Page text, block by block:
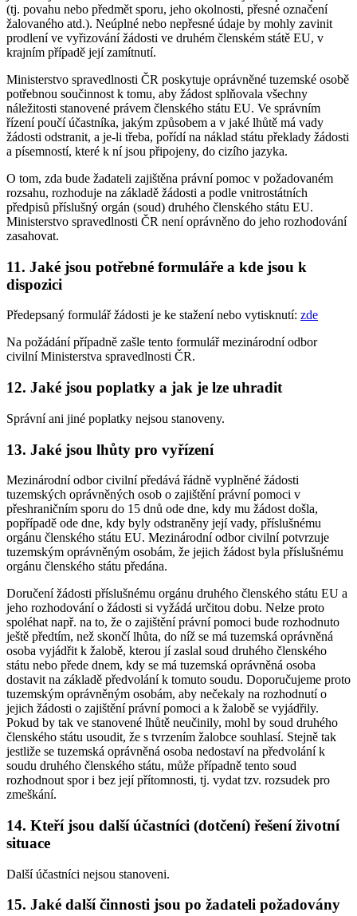
(tj. povahu nebo předmět sporu, jeho okolnosti, přesné označení
žalovaného atd.). Neúplné nebo nepřesné údaje by mohly zavinit
prodlení ve vyřizování žádosti ve druhém členském státě EU, v
krajním případě její zamítnutí.
Ministerstvo spravedlnosti ČR poskytuje oprávněné tuzemské osobě
potřebnou součinnost k tomu, aby žádost splňovala všechny
náležitosti stanovené právem členského státu EU. Ve správním
řízení poučí účastníka, jakým způsobem a v jaké lhůtě má vady
žádosti odstranit, a je-li třeba, pořídí na náklad státu překlady žádosti
a písemností, které k ní jsou připojeny, do cizího jazyka.
O tom, zda bude žadateli zajištěna právní pomoc v požadovaném
rozsahu, rozhoduje na základě žádosti a podle vnitrostátních
předpisů příslušný orgán (soud) druhého členského státu EU.
Ministerstvo spravedlnosti ČR není oprávněno do jeho rozhodování
zasahovat.
11. Jaké jsou potřebné formuláře a kde jsou k
dispozici
Předepsaný formulář žádosti je ke stažení nebo vytisknutí: zde
Na požádání případně zašle tento formulář mezinárodní odbor
civilní Ministerstva spravedlnosti ČR.
12. Jaké jsou poplatky a jak je lze uhradit
Správní ani jiné poplatky nejsou stanoveny.
13. Jaké jsou lhůty pro vyřízení
Mezinárodní odbor civilní předává řádně vyplněné žádosti
tuzemských oprávněných osob o zajištění právní pomoci v
přeshraničním sporu do 15 dnů ode dne, kdy mu žádost došla,
popřípadě ode dne, kdy byly odstraněny její vady, příslušnému
orgánu členského státu EU. Mezinárodní odbor civilní potvrzuje
tuzemským oprávněným osobám, že jejich žádost byla příslušnému
orgánu členského státu předána.
Doručení žádosti příslušnému orgánu druhého členského státu EU a
jeho rozhodování o žádosti si vyžádá určitou dobu. Nelze proto
spoléhat např. na to, že o zajištění právní pomoci bude rozhodnuto
ještě předtím, než skončí lhůta, do níž se má tuzemská oprávněná
osoba vyjádřit k žalobě, kterou jí zaslal soud druhého členského
státu nebo přede dnem, kdy se má tuzemská oprávněná osoba
dostavit na základě předvolání k tomuto soudu. Doporučujeme proto
tuzemským oprávněným osobám, aby nečekaly na rozhodnutí o
jejich žádosti o zajištění právní pomoci a k žalobě se vyjádřily.
Pokud by tak ve stanovené lhůtě neučinily, mohl by soud druhého
členského státu usoudit, že s tvrzením žalobce souhlasí. Stejně tak
jestliže se tuzemská oprávněná osoba nedostaví na předvolání k
soudu druhého členského státu, může případně tento soud
rozhodnout spor i bez její přítomnosti, tj. vydat tzv. rozsudek pro
zmeškání.
14. Kteří jsou další účastníci (dotčení) řešení životní
situace
Další účastníci nejsou stanoveni.
15. Jaké další činnosti jsou po žadateli požadovány